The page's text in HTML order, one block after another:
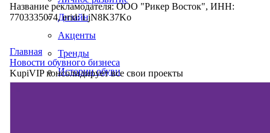
Дизайн
Акценты
Тренды
Истории обуви
Название рекламодателя: ООО "Рикер Восток", ИНН:
7703335074, erid: LjN8K37Ko
Главная
Новости обувного бизнеса
KupiVIP консолидирует все свои проекты